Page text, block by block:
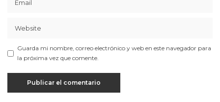
Guarda mi nombre, correo electrónico y web en este navegador para
la próxima vez que comente.